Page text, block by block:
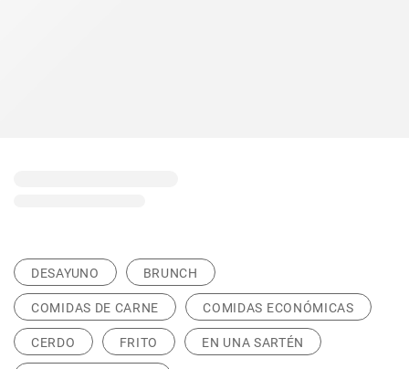
DESAYUNO BRUNCH
COMIDAS DE CARNE COMIDAS ECONÓMICAS
CERDO FRITO EN UNA SARTÉN